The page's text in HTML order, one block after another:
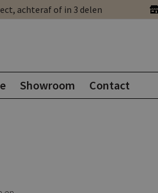
achteraf of in 3 delen
Showroom Contact